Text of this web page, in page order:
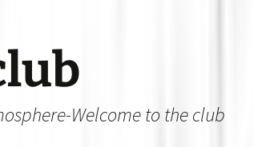
Welcome to the club